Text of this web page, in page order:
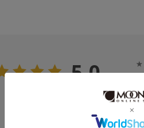
5.0 ★
★
★